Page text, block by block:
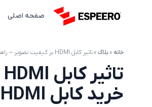
صفحه اصلی
خانه »بلاگ»تاثیر کابل HDMI بر کیفیت تصویر – راهنمای خرید کابل HDMI مناسب شما
خرید کابل HDMI مناسب شما